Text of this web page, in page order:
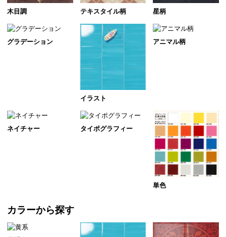
木目調 テキスタイル柄 星柄
グラデーション
イラスト
アニマル柄
ネイチャー タイポグラフィー
単色
カラーから探す